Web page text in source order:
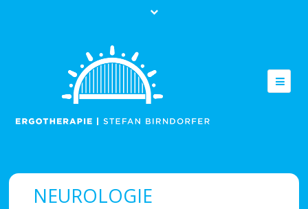
info@ergotherapeut-pfarrkirchen.de
Klientenbereich Login
NEUROLOGIE